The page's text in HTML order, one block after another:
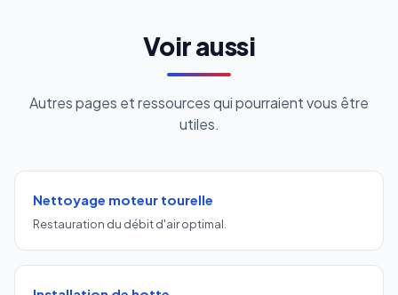
Voir aussi
Autres pages et ressources qui pourraient vous être
utiles.
Nettoyage moteur tourelle
Restauration du débit d'air optimal.